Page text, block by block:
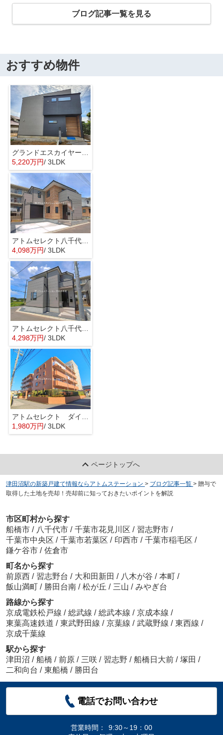
ブログ記事一覧を見る
おすすめ物件
5,220万円/ 3LDK
アトムセレクト八千代市勝田台南５期1号棟
4,098万円/ 3LDK
アトムセレクト八千代市勝田台南５期２号棟
4,298万円/ 3LDK
1,980万円/ 3LDK
ページトップへ
津田沼駅の新築戸建て情報ならアトムステーション > ブログ記事一覧 > 贈与で
取得した土地を売却！売却前に知っておきたいポイントを解説
市区町村から探す
船橋市 / 八千代市 / 千葉市花見川区 / 習志野市 /
千葉市中央区 / 千葉市若葉区 / 印西市 / 千葉市稲毛区 /
鎌ケ谷市 / 佐倉市
町名から探す
前原西 / 習志野台 / 大和田新田 / 八木が谷 / 本町 /
飯山満町 / 勝田台南 / 松が丘 / 三山 / みやぎ台
路線から探す
京成電鉄松戸線 / 総武線 / 総武本線 / 京成本線 /
東葉高速鉄道 / 東武野田線 / 京葉線 / 武蔵野線 / 東西線 /
京成千葉線
駅から探す
津田沼 / 船橋 / 前原 / 三咲 / 習志野 / 船橋日大前 / 塚田 /
二和向台 / 東船橋 / 勝田台
電話でお問い合わせ
営業時間：
9:30～19：00